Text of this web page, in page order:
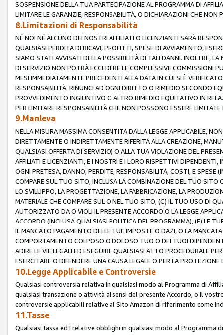
SOSPENSIONE DELLA TUA PARTECIPAZIONE AL PROGRAMMA DI
LIMITARE LE GARANZIE, RESPONSABILITÀ, O DICHIARAZIONI CHE NON
8.Limitazioni di Responsabilità
NÉ NOI NÉ ALCUNO DEI NOSTRI AFFILIATI O LICENZIANTI SARÀ
QUALSIASI PERDITA DI RICAVI, PROFITTI, SPESE DI AVVIAMENTO,
SIAMO STATI AVVISATI DELLA POSSIBILITÀ DI TALI DANNI. INOLTRE,
DI SERVIZIO NON POTRÀ ECCEDERE LE COMPLESSIVE COMMISSIONI
MESI IMMEDIATAMENTE PRECEDENTI ALLA DATA IN CUI SI È
RESPONSABILITÀ. RINUNCI AD OGNI DIRITTO O RIMEDIO SECONDO
PROVVEDIMENTO INGIUNTIVO O ALTRO RIMEDIO EQUITATIVO IN
PER LIMITARE RESPONSABILITÀ CHE NON POSSONO ESSERE LIMITATE
9.Manleva
NELLA MISURA MASSIMA CONSENTITA DALLA LEGGE APPLICABILE,
DIRETTAMENTE O INDIRETTAMENTE RIFERITA ALLA CREAZIONE,
QUALSIASI OFFERTA DI SERVIZIO) O ALLA TUA VIOLAZIONE DEL
AFFILIATI E LICENZIANTI, E I NOSTRI E I LORO RISPETTIVI
OGNI PRETESA, DANNO, PERDITE, RESPONSABILITÀ, COSTI, E SPESE
COMPARE SUL TUO SITO, INCLUSA LA COMBINAZIONE DEL TUO SITO
LO SVILUPPO, LA PROGETTAZIONE, LA FABBRICAZIONE, LA
MATERIALE CHE COMPARE SUL O NEL TUO SITO, (C) IL TUO USO DI
AUTORIZZATO DA O VIOLI IL PRESENTE ACCORDO O LA LEGGE
ACCORDO (INCLUSA QUALSIASI POLITICA DEL PROGRAMMA), (E) LE
IL MANCATO PAGAMENTO DELLE TUE IMPOSTE O DAZI, O LA
COMPORTAMENTO COLPOSO O DOLOSO TUO O DEI TUOI
ADIRE LE VIE LEGALI ED ESEGUIRE QUALSIASI ATTO PROCEDURALE
ESERCITARE O DIFENDERE UNA CAUSA LEGALE O PER LA
10.Legge Applicabile e Controversie
Qualsiasi controversia relativa in qualsiasi modo al Programma di
qualsiasi transazione o attività ai sensi del presente Accordo, o il
controversie applicabili relative al Sito Amazon di riferimento come
11.Tasse
Qualsiasi tassa ed I relative obblighi in qualsiasi modo al